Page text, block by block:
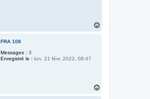
FRA 108
Messages : 3
Enregistré le : lun. 21 févr. 2022, 08:47